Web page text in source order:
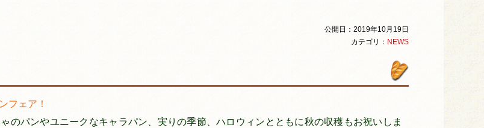
公開日：2019年10月19日
カテゴリ： NEWS
フェア！
のパンやユニークなキャラパン、実りの季節、ハロウィンとともに秋の収穫もお祝いしま